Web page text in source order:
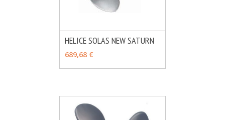
HELICE SOLAS NEW SATURN
689,68 €